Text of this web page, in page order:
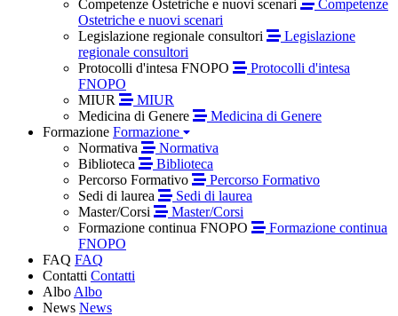
Competenze Ostetriche e nuovi scenari
Competenze
Ostetriche e nuovi scenari
Legislazione regionale consultori
Legislazione
regionale consultori
Protocolli d'intesa FNOPO
Protocolli d'intesa
FNOPO
MIUR
MIUR
Medicina di Genere
Medicina di Genere
Formazione Formazione
Normativa
Normativa
Biblioteca
Biblioteca
Percorso Formativo
Percorso Formativo
Sedi di laurea
Sedi di laurea
Master/Corsi
Master/Corsi
Formazione continua FNOPO
Formazione continua
FNOPO
FAQ FAQ
Contatti Contatti
Albo Albo
News News